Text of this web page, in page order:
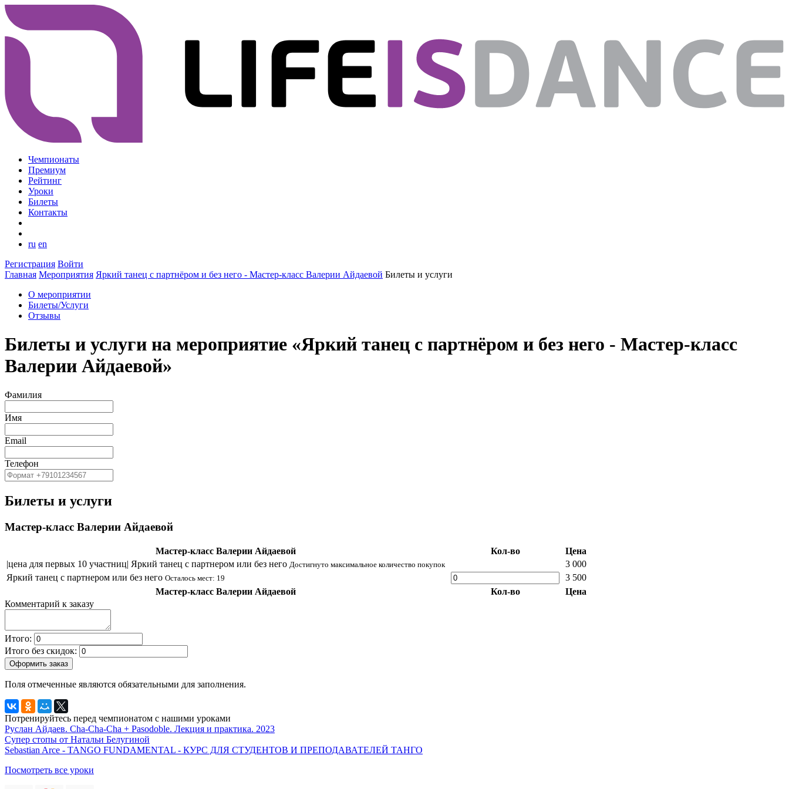
Чемпионаты
Премиум
Рейтинг
Уроки
Билеты
Контакты
ru en
Регистрация Войти
Главная Мероприятия Яркий танец с партнёром и без него - Мастер-класс Валерии Айдаевой Билеты и услуги
О мероприятии
Билеты/Услуги
Отзывы
Билеты и услуги на мероприятие «Яркий танец с партнёром и без него - Мастер-класс
Валерии Айдаевой»
Фамилия
Имя
Email
Телефон
Билеты и услуги
Мастер-класс Валерии Айдаевой
Мастер-класс Валерии Айдаевой Кол-во
Цена
|цена для первых 10 участниц| Яркий танец с партнером или без него Достигнуто максимальное количество покупок
3 000
Яркий танец с партнером или без него Осталось мест: 19
3 500
Мастер-класс Валерии Айдаевой
Кол-во
Цена
Комментарий к заказу
Итого:
Итого без скидок:
Оформить заказ
Поля отмеченные являются обязательными для заполнения.
Потренируйтесь перед чемпионатом с нашими уроками
Руслан Айдаев. Cha-Cha-Cha + Pasodoble. Лекция и практика. 2023
Супер стопы от Натальи Белугиной
Sebastian Arce - TANGO FUNDAMENTAL - КУРС ДЛЯ СТУДЕНТОВ И ПРЕПОДАВАТЕЛЕЙ ТАНГО
Посмотреть все уроки